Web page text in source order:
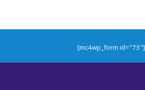
[mc4wp_form id="73"]